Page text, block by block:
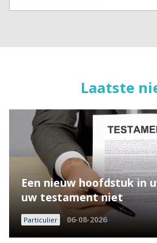
Laatste
Particulier 06-08-2026
Een nieuw hoofdstuk in
uw testament niet